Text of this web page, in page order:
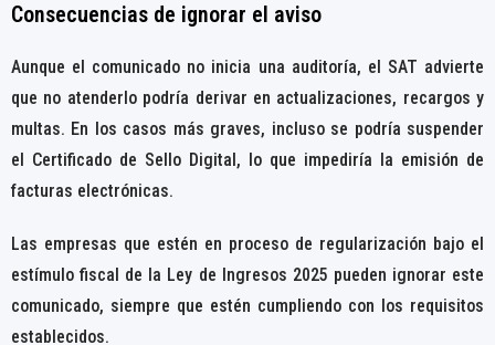
Consecuencias de ignorar el aviso
Aunque el comunicado no inicia una auditoría, el SAT advierte
que no atenderlo podría derivar en actualizaciones, recargos y
multas. En los casos más graves, incluso se podría suspender
el Certificado de Sello Digital, lo que impediría la emisión de
facturas electrónicas.
Las empresas que estén en proceso de regularización bajo el
estímulo fiscal de la Ley de Ingresos 2025 pueden ignorar este
comunicado, siempre que estén cumpliendo con los requisitos
establecidos.